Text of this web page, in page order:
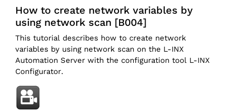
How to create network variables by
using network scan [B004]
This tutorial describes how to create network
variables by using network scan on the L-INX
Automation Server with the configuration tool L-INX
Configurator.